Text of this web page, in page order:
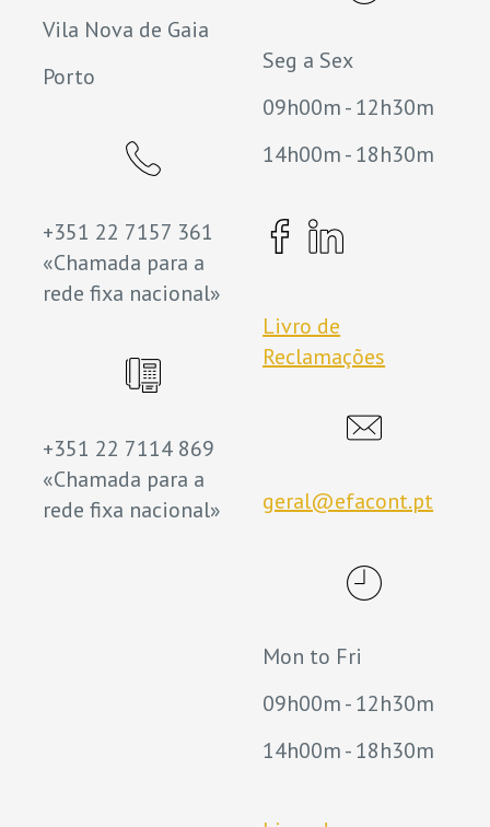
Vila Nova de Gaia
Porto
+351 22 7157 361
«Chamada para a
rede fixa nacional»
+351 22 7114 869
«Chamada para a
rede fixa nacional»
Seg a Sex
09h00m - 12h30m
14h00m - 18h30m
Livro de
Reclamações
geral@efacont.pt
Mon to Fri
09h00m - 12h30m
14h00m - 18h30m